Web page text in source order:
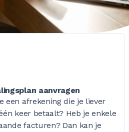
aanvragen
een afrekening die je liever
keer betaalt? Heb je enkele
facturen? Dan kan je